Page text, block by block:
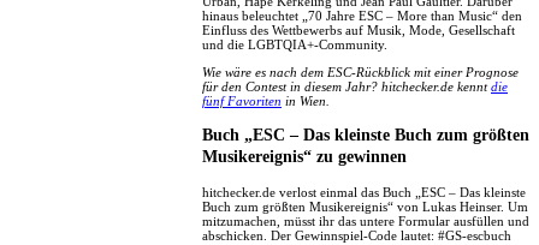
hinaus beleuchtet „70 Jahre ESC – More than Music“ den
Einfluss des Wettbewerbs auf Musik, Mode, Gesellschaft
und die LGBTQIA+-Community.
Wie wäre es nach dem ESC-Rückblick mit einer Prognose
für den Contest in diesem Jahr? hitchecker.de kenntdie
fünf Favoriten in Wien.
Buch „ESC – Das kleinste Buch zum größten
Musikereignis“ zu gewinnen
hitchecker.de verlost einmal das Buch „ESC – Das kleinste
Buch zum größten Musikereignis“ von Lukas Heinser. Um
mitzumachen, müsst ihr das untere Formular ausfüllen und
abschicken. Der Gewinnspiel-Code lautet: #GS-escbuch